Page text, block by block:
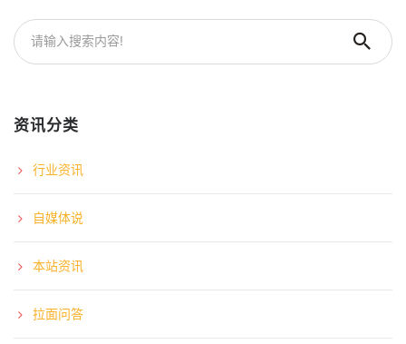
资讯分类
行业资讯
自媒体说
本站资讯
拉面问答